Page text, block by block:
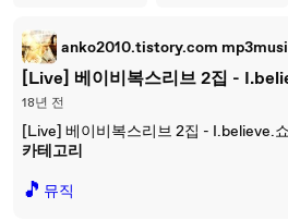
[Live] 베이비복스리브 2집 -
18년 전
[Live] 베이비복스리브 2집 - I.believe.
카테고리
🎵 뮤직